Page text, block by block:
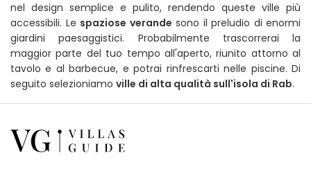
nel design semplice e pulito, rendendo queste ville più
accessibili. Le spaziose verande sono il preludio di enormi
giardini paesaggistici. Probabilmente trascorrerai la
maggior parte del tuo tempo all'aperto, riunito attorno al
tavolo e al barbecue, e potrai rinfrescarti nelle piscine. Di
seguito selezioniamo ville di alta qualità sull'isola di Rab.